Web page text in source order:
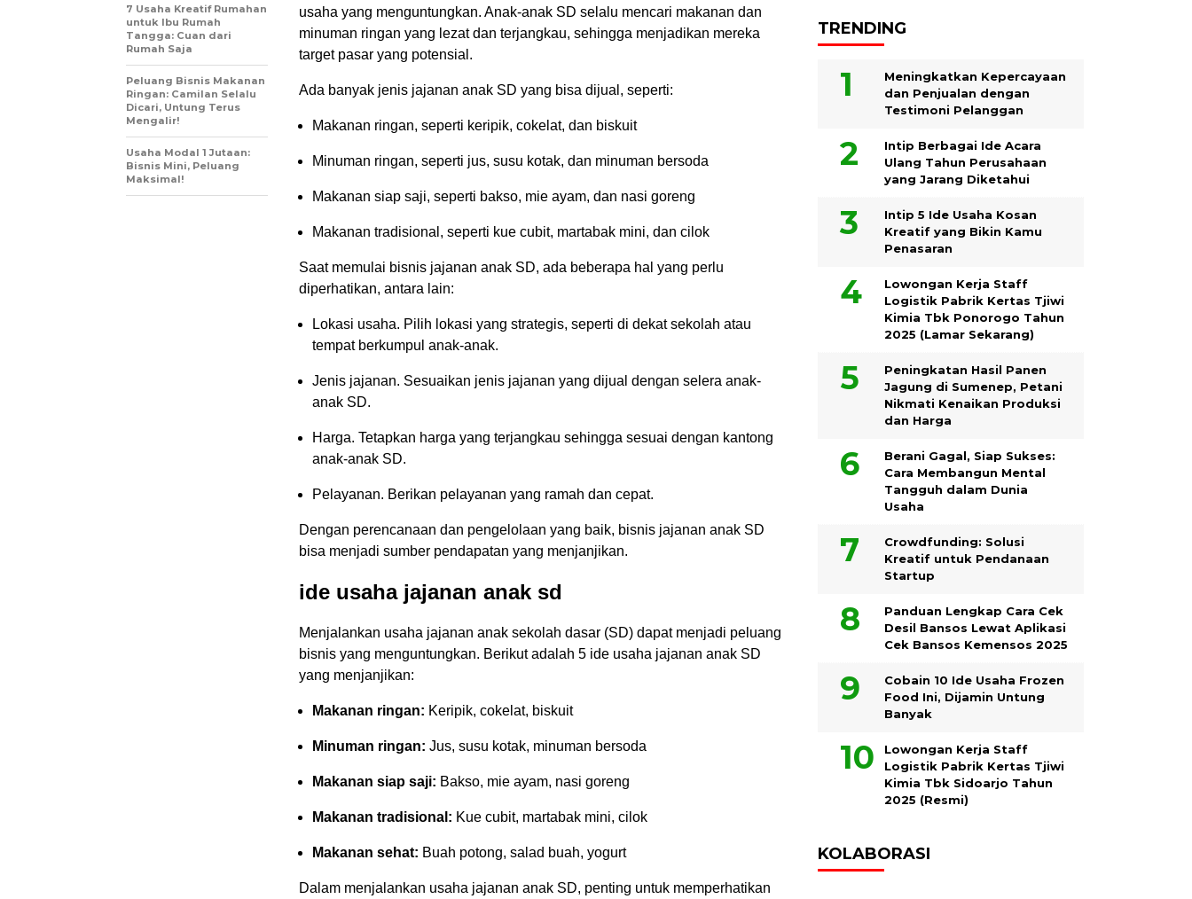
usaha yang menguntungkan. Anak-anak SD selalu mencari makanan dan
minuman ringan yang lezat dan terjangkau, sehingga menjadikan mereka
target pasar yang potensial.
Ada banyak jenis jajanan anak SD yang bisa dijual, seperti:
Makanan ringan, seperti keripik, cokelat, dan biskuit
Minuman ringan, seperti jus, susu kotak, dan minuman bersoda
Makanan siap saji, seperti bakso, mie ayam, dan nasi goreng
Makanan tradisional, seperti kue cubit, martabak mini, dan cilok
Saat memulai bisnis jajanan anak SD, ada beberapa hal yang perlu
diperhatikan, antara lain:
Lokasi usaha. Pilih lokasi yang strategis, seperti di dekat sekolah atau
tempat berkumpul anak-anak.
Jenis jajanan. Sesuaikan jenis jajanan yang dijual dengan selera anak-
anak SD.
Harga. Tetapkan harga yang terjangkau sehingga sesuai dengan kantong
anak-anak SD.
Pelayanan. Berikan pelayanan yang ramah dan cepat.
Dengan perencanaan dan pengelolaan yang baik, bisnis jajanan anak SD
bisa menjadi sumber pendapatan yang menjanjikan.
ide usaha jajanan anak sd
Menjalankan usaha jajanan anak sekolah dasar (SD) dapat menjadi peluang
bisnis yang menguntungkan. Berikut adalah 5 ide usaha jajanan anak SD
yang menjanjikan:
Makanan ringan: Keripik, cokelat, biskuit
Minuman ringan: Jus, susu kotak, minuman bersoda
Makanan siap saji: Bakso, mie ayam, nasi goreng
Makanan tradisional: Kue cubit, martabak mini, cilok
Makanan sehat: Buah potong, salad buah, yogurt
Dalam menjalankan usaha jajanan anak SD, penting untuk memperhatikan
7 Usaha Kreatif Rumahan
untuk Ibu Rumah
Tangga: Cuan dari
Rumah Saja
Peluang Bisnis Makanan
Ringan: Camilan Selalu
Dicari, Untung Terus
Mengalir!
Usaha Modal 1 Jutaan:
Bisnis Mini, Peluang
Maksimal!
TRENDING
Meningkatkan Kepercayaan
dan Penjualan dengan
Testimoni Pelanggan
Intip Berbagai Ide Acara
Ulang Tahun Perusahaan
yang Jarang Diketahui
Intip 5 Ide Usaha Kosan
Kreatif yang Bikin Kamu
Penasaran
Lowongan Kerja Staff
Logistik Pabrik Kertas Tjiwi
Kimia Tbk Ponorogo Tahun
2025 (Lamar Sekarang)
Peningkatan Hasil Panen
Jagung di Sumenep, Petani
Nikmati Kenaikan Produksi
dan Harga
Berani Gagal, Siap Sukses:
Cara Membangun Mental
Tangguh dalam Dunia
Usaha
Crowdfunding: Solusi
Kreatif untuk Pendanaan
Startup
Panduan Lengkap Cara Cek
Desil Bansos Lewat Aplikasi
Cek Bansos Kemensos 2025
Cobain 10 Ide Usaha Frozen
Food Ini, Dijamin Untung
Banyak
Lowongan Kerja Staff
Logistik Pabrik Kertas Tjiwi
Kimia Tbk Sidoarjo Tahun
2025 (Resmi)
KOLABORASI